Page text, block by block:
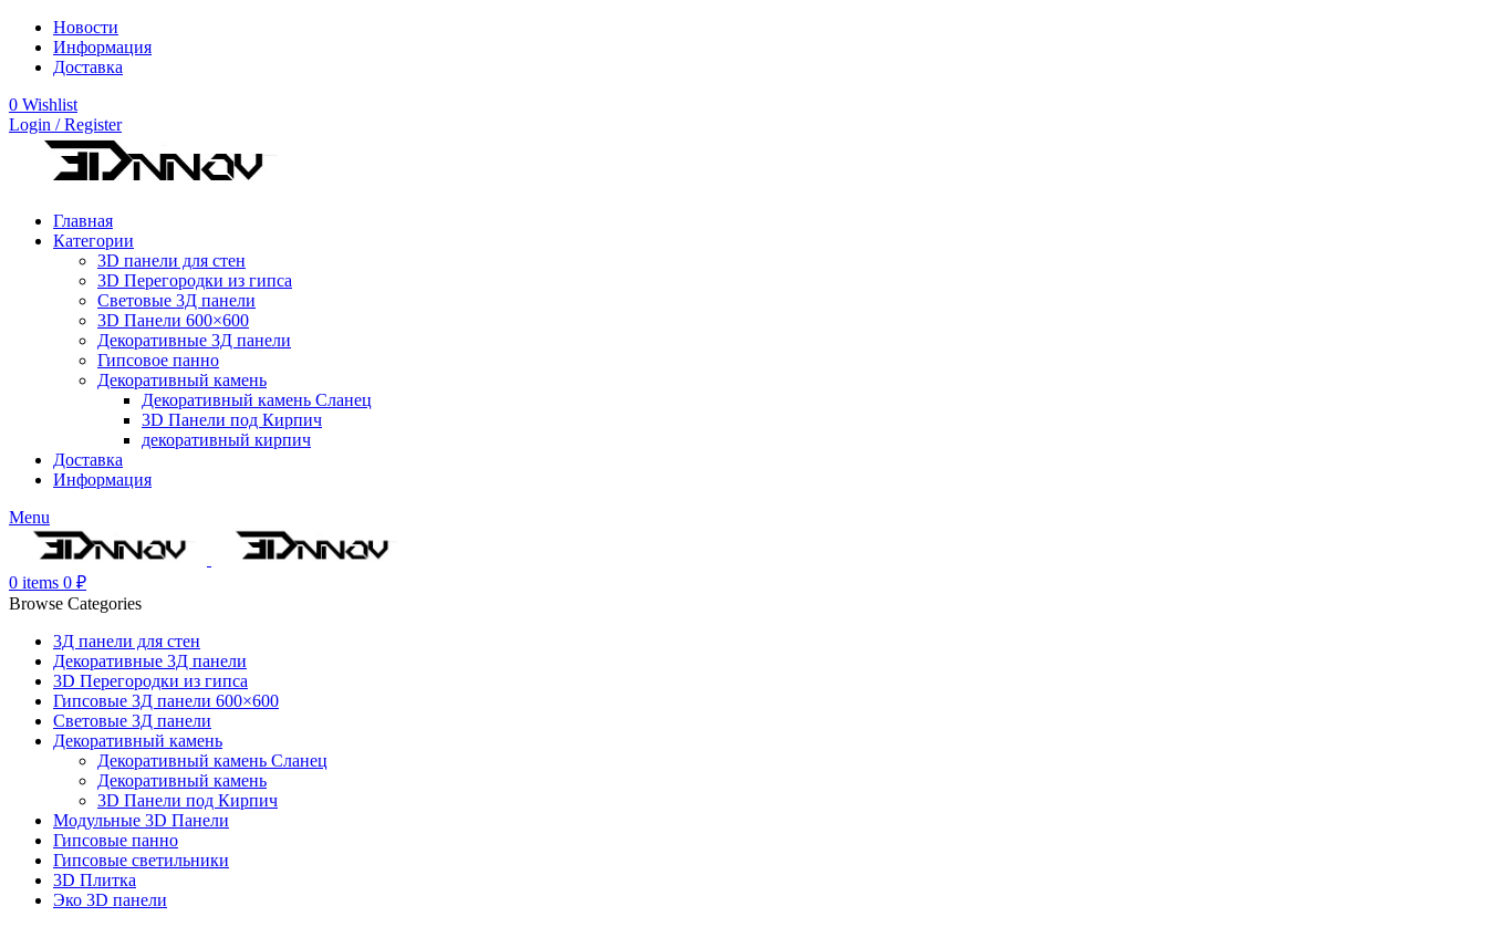
Новости
Информация
Доставка
0 Wishlist
Login / Register
Главная
Категории
3D панели для стен
3D Перегородки из гипса
Световые 3Д панели
3D Панели 600×600
Декоративные 3Д панели
Гипсовое панно
Декоративный камень
Декоративный камень Сланец
3D Панели под Кирпич
декоративный кирпич
Доставка
Информация
Menu
0 items 0 ₽
Browse Categories
3Д панели для стен
Декоративные 3Д панели
3D Перегородки из гипса
Гипсовые 3Д панели 600×600
Световые 3Д панели
Декоративный камень
Декоративный камень Сланец
Декоративный камень
3D Панели под Кирпич
Модульные 3D Панели
Гипсовые панно
Гипсовые светильники
3D Плитка
Эко 3D панели